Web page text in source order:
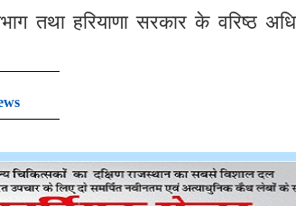
हरियाणा सरकार के वरिष्ठ